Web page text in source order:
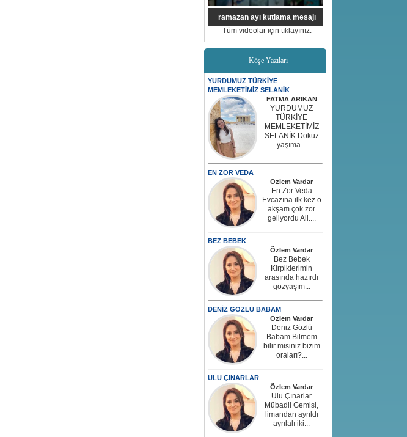
ramazan ayı kutlama mesajı
Tüm videolar için tıklayınız.
Köşe Yazıları
YURDUMUZ TÜRKİYE
MEMLEKETİMİZ SELANİK
FATMA ARIKAN
YURDUMUZ
TÜRKİYE
MEMLEKETİMİZ
SELANİK Dokuz
yaşıma...
EN ZOR VEDA
Özlem Vardar
En Zor Veda
Evcazına ilk kez o
akşam çok zor
geliyordu Ali....
BEZ BEBEK
Özlem Vardar
Bez Bebek
Kirpiklerimin
arasında hazırdı
gözyaşım...
DENİZ GÖZLÜ BABAM
Özlem Vardar
Deniz Gözlü
Babam Bilmem
bilir misiniz bizim
oraları?...
ULU ÇINARLAR
Özlem Vardar
Ulu Çınarlar
Mübadil Gemisi,
limandan ayrıldı
ayrılalı iki...